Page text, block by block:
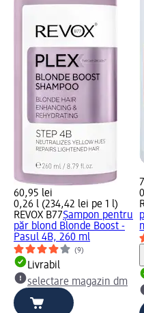
60,95 lei
0,26 l (234,42 lei pe 1 l)
REVOX B77Șampon pentru
păr blond Blonde Boost -
Pasul 4B, 260 ml
(9)
Livrabil
selectare magazin dm